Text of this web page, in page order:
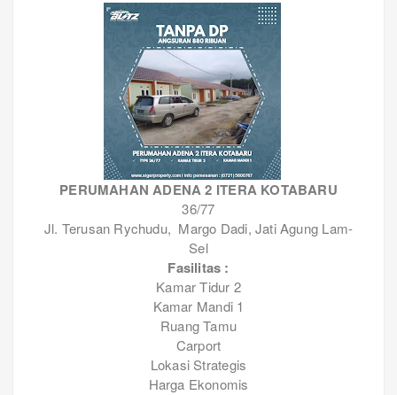
PERUMAHAN ADENA 2 ITERA KOTABARU
36/77
Jl. Terusan Rychudu, Margo Dadi, Jati Agung Lam-
Sel
Fasilitas :
Kamar Tidur 2
Kamar Mandi 1
Ruang Tamu
Carport
Lokasi Strategis
Harga Ekonomis